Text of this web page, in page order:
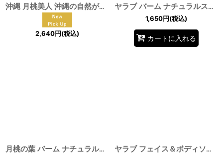
沖縄 月桃美人 沖縄の自然が育んだこだわりの月桃パウダー | 沖縄ハーブ 沖縄県産の月桃の力をそのまま活かし 現地工場で丁寧に製造 自然そのままをお届けします by EMAJINY
2,640円(税込)
ヤラブ バーム ナチュラルスキンケア 黒島産 ヤラブオイル タマヌオイル テリハボクオイル by EMAJINY
1,650円(税込)
カートに入れる
月桃の葉 バーム ナチュラルスキンケア 石垣島産 グリーンベルト 月桃精油 by EMAJINY
ヤラブ フェイス＆ボディソープバー 枠練固形石鹼 コールドプロセス 黒島産 ヤラブ（テリハボク タマヌ）油粕 by EMAJINY